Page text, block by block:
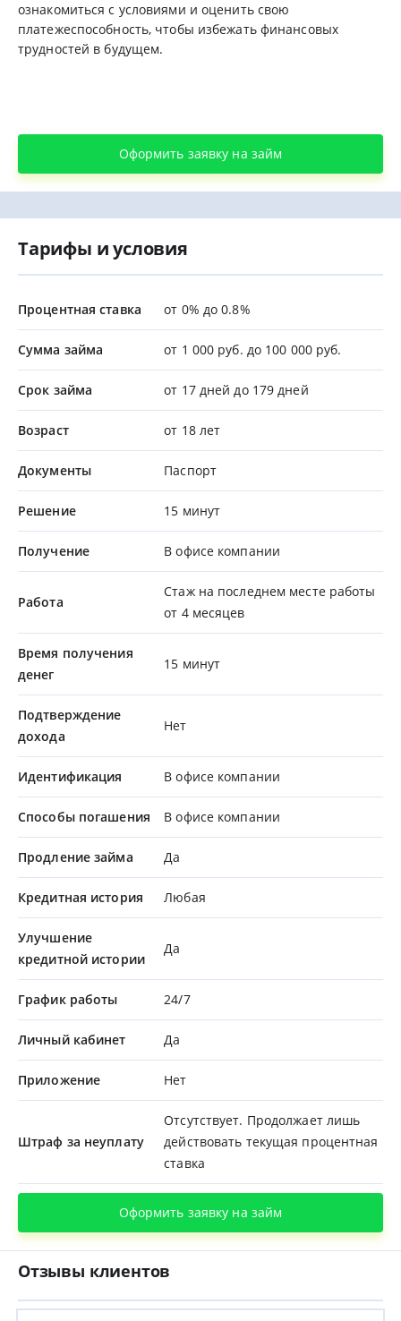
ознакомиться с условиями и оценить свою
платежеспособность, чтобы избежать финансовых
трудностей в будущем.
Оформить заявку на займ
Тарифы и условия
Процентная ставка от 0% до 0.8%
Сумма займа от 1 000 руб. до 100 000 руб.
Срок займа от 17 дней до 179 дней
Возраст от 18 лет
Документы Паспорт
Решение 15 минут
Получение В офисе компании
Работа
Стаж на последнем месте работы
от 4 месяцев
Время получения
денег
15 минут
Подтверждение
дохода
Нет
Идентификация В офисе компании
Способы погашения В офисе компании
Продление займа Да
Кредитная история Любая
Улучшение
кредитной истории
Да
График работы 24/7
Личный кабинет Да
Приложение Нет
Штраф за неуплату
Отсутствует. Продолжает лишь
действовать текущая процентная
ставка
Оформить заявку на займ
Отзывы клиентов